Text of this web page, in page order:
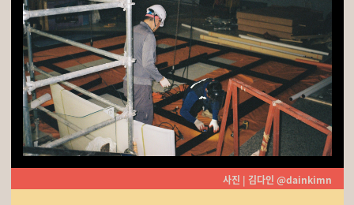
사진 | 김다인 @dainkimn